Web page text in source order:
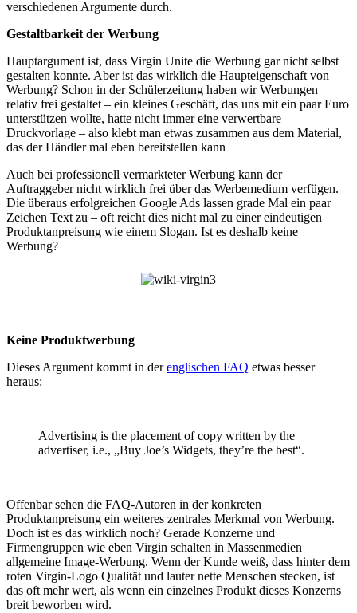
verschiedenen Argumente durch.
Gestaltbarkeit der Werbung
Hauptargument ist, dass Virgin Unite die Werbung gar nicht selbst
gestalten konnte. Aber ist das wirklich die Haupteigenschaft von
Werbung? Schon in der Schülerzeitung haben wir Werbungen
relativ frei gestaltet – ein kleines Geschäft, das uns mit ein paar Euro
unterstützen wollte, hatte nicht immer eine verwertbare
Druckvorlage – also klebt man etwas zusammen aus dem Material,
das der Händler mal eben bereitstellen kann
Auch bei professionell vermarkteter Werbung kann der
Auftraggeber nicht wirklich frei über das Werbemedium verfügen.
Die überaus erfolgreichen Google Ads lassen grade Mal ein paar
Zeichen Text zu – oft reicht dies nicht mal zu einer eindeutigen
Produktanpreisung wie einem Slogan. Ist es deshalb keine
Werbung?
Keine Produktwerbung
Dieses Argument kommt in derenglischen FAQ etwas besser
heraus:
Advertising is the placement of copy written by the
advertiser, i.e., „Buy Joe’s Widgets, they’re the best“.
Offenbar sehen die FAQ-Autoren in der konkreten
Produktanpreisung ein weiteres zentrales Merkmal von Werbung.
Doch ist es das wirklich noch? Gerade Konzerne und
Firmengruppen wie eben Virgin schalten in Massenmedien
allgemeine Image-Werbung. Wenn der Kunde weiß, dass hinter dem
roten Virgin-Logo Qualität und lauter nette Menschen stecken, ist
das oft mehr wert, als wenn ein einzelnes Produkt dieses Konzerns
breit beworben wird.